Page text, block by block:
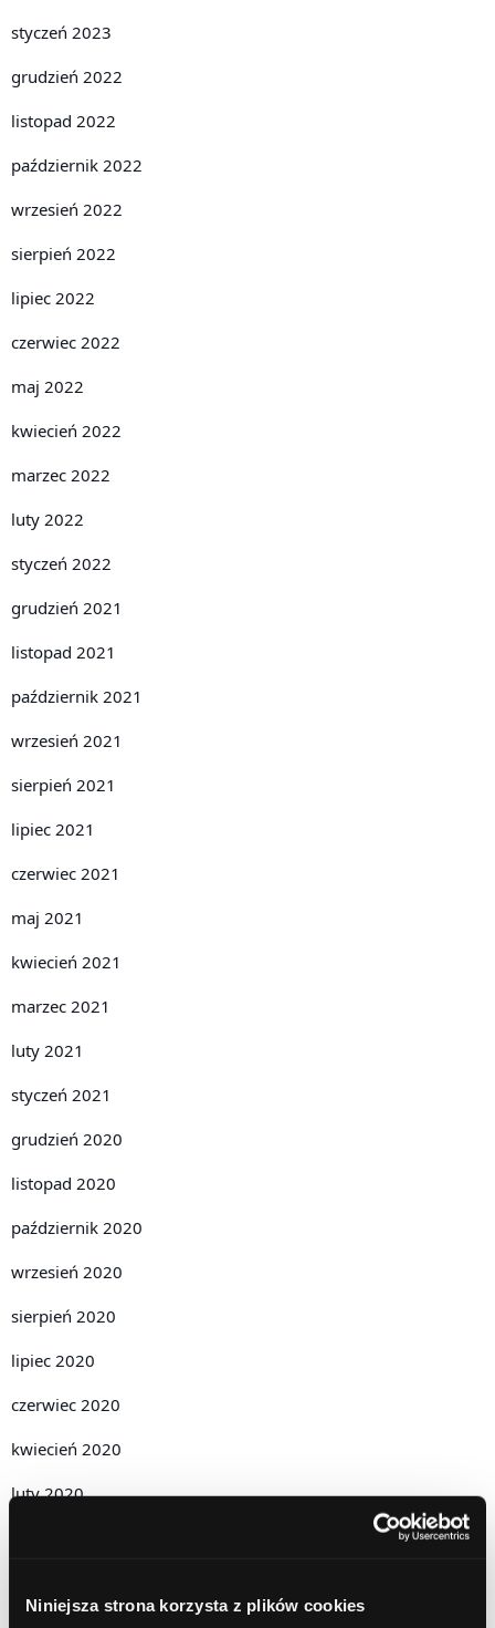
Niniejsza strona korzysta z plików cookies
styczeń 2023
grudzień 2022
listopad 2022
październik 2022
wrzesień 2022
sierpień 2022
lipiec 2022
czerwiec 2022
maj 2022
kwiecień 2022
marzec 2022
luty 2022
styczeń 2022
grudzień 2021
listopad 2021
październik 2021
wrzesień 2021
sierpień 2021
lipiec 2021
czerwiec 2021
maj 2021
kwiecień 2021
marzec 2021
luty 2021
styczeń 2021
grudzień 2020
listopad 2020
październik 2020
wrzesień 2020
sierpień 2020
lipiec 2020
czerwiec 2020
kwiecień 2020
luty 2020